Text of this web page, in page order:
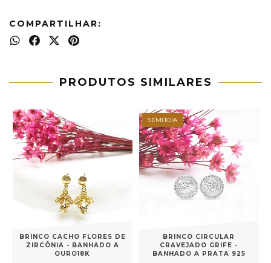
COMPARTILHAR:
PRODUTOS SIMILARES
BRINCO CACHO FLORES DE
ZIRCÔNIA - BANHADO A
OURO18K
SEMIJOIA
BRINCO CIRCULAR
CRAVEJADO GRIFE -
BANHADO A PRATA 925